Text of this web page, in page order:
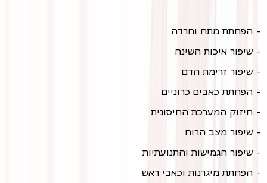
- הפחתת מתח וחרדה
- שיפור איכות השינה
- שיפור זרימת הדם
- הפחתת כאבים כרוניים
- חיזוק המערכת החיסונית
- שיפור מצב הרוח
- שיפור הגמישות והתנועתיות
- הפחתת מיגרנות וכאבי ראש